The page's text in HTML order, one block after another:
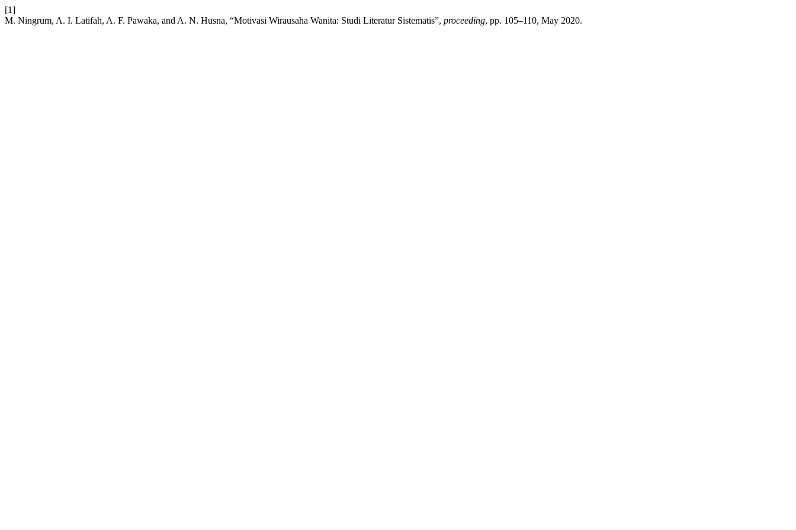
[1]
M. Ningrum, A. I. Latifah, A. F. Pawaka, and A. N. Husna, “Motivasi Wirausaha Wanita: Studi Literatur Sistematis”, proceeding, pp. 105–110, May 2020.